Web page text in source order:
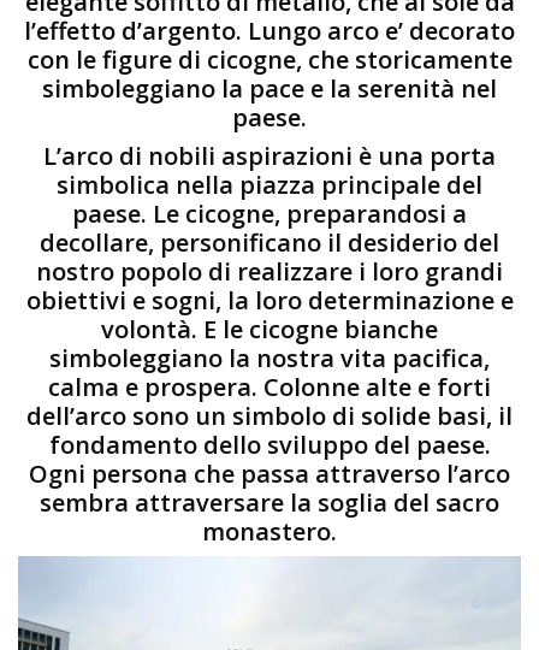
l’effetto d’argento. Lungo arco e’ decorato
con le figure di cicogne, che storicamente
simboleggiano la pace e la serenità nel
paese.
L’arco di nobili aspirazioni è una porta
simbolica nella piazza principale del
paese. Le cicogne, preparandosi a
decollare, personificano il desiderio del
nostro popolo di realizzare i loro grandi
obiettivi e sogni, la loro determinazione e
volontà. E le cicogne bianche
simboleggiano la nostra vita pacifica,
calma e prospera. Colonne alte e forti
dell’arco sono un simbolo di solide basi, il
fondamento dello sviluppo del paese.
Ogni persona che passa attraverso l’arco
sembra attraversare la soglia del sacro
monastero.